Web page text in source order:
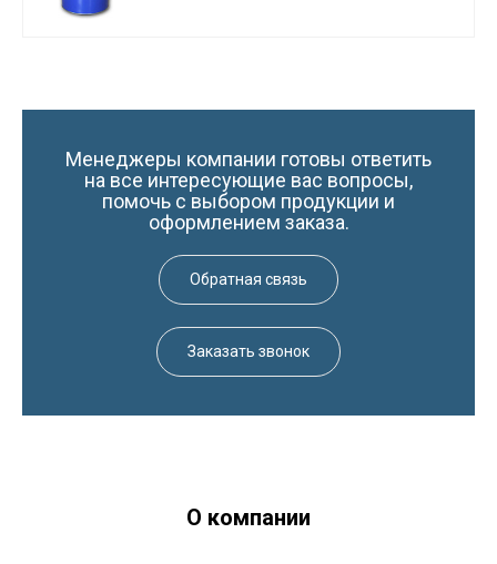
Менеджеры компании готовы ответить
на все интересующие вас вопросы,
помочь с выбором продукции и
оформлением заказа.
Обратная связь
Заказать звонок
О компании